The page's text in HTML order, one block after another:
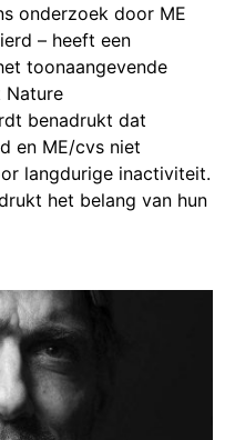
onderzoek door ME
– heeft een
toonaangevende
Nature
benadrukt dat
en ME/cvs niet
langdurige inactiviteit.
het belang van hun